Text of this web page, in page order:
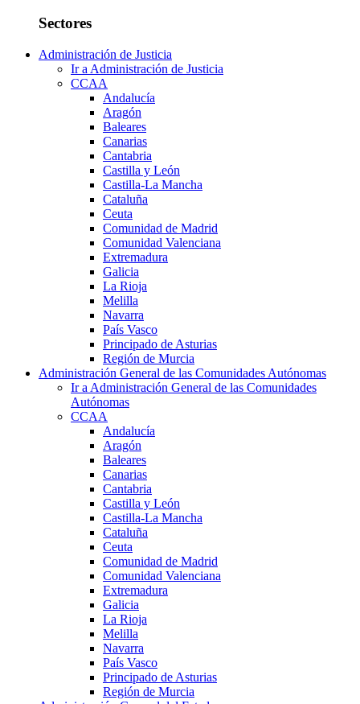
Sectores
Administración de Justicia
Ir a Administración de Justicia
CCAA
Andalucía
Aragón
Baleares
Canarias
Cantabria
Castilla y León
Castilla-La Mancha
Cataluña
Ceuta
Comunidad de Madrid
Comunidad Valenciana
Extremadura
Galicia
La Rioja
Melilla
Navarra
País Vasco
Principado de Asturias
Región de Murcia
Administración General de las Comunidades Autónomas
Ir a Administración General de las Comunidades
Autónomas
CCAA
Andalucía
Aragón
Baleares
Canarias
Cantabria
Castilla y León
Castilla-La Mancha
Cataluña
Ceuta
Comunidad de Madrid
Comunidad Valenciana
Extremadura
Galicia
La Rioja
Melilla
Navarra
País Vasco
Principado de Asturias
Región de Murcia